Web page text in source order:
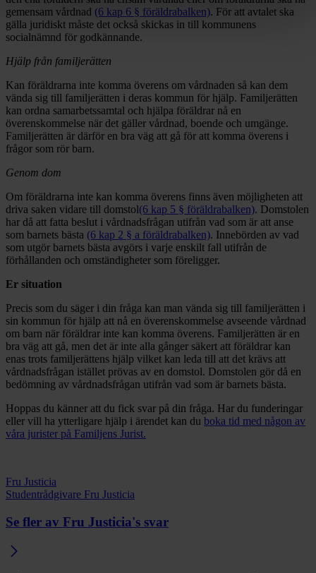
gemensam vårdnad (6 kap 6 § föräldrabalken). För att avtalet ska
gälla juridiskt måste det också skickas in till kommunens
socialnämnd för godkännande.
Hjälp från familjerätten
Kan föräldrarna inte komma överens om vårdnaden så kan dem
vända sig till familjerätten i deras kommun för hjälp. Familjerätten
kan ordna samarbetssamtal och hjälpa föräldrar nå en
överenskommelse när det gäller vårdnad, boende och umgänge.
Familjerätten är därför en bra väg att gå för att komma överens i
frågor som rör barn.
Genom dom
Om föräldrarna inte kan komma överens finns även möjligheten att
driva saken vidare till domstol(6 kap 5 § föräldrabalken). Domstolen
har då att fatta beslut i vårdnadsfrågan utifrån vad som är att anse
som barnets bästa (6 kap 2 § a föräldrabalken). Innebörden av vad
som utgör barnets bästa avgörs i varje enskilt fall utifrån de
förhållanden och omständigheter som föreligger.
Er situation
Precis som du säger i din fråga kan man vända sig till familjerätten i
sin kommun för hjälp att nå en överenskommelse avseende vårdnad
om barn när föräldrar inte kan komma överens. Familjerätten är en
bra väg att gå, men det är inte alla gånger säkert att föräldrar kan
enas trots familjerättens hjälp vilket kan leda till att det krävs att
vårdnadsfrågan istället prövas av en domstol. Domstolen gör då en
bedömning av vårdnadsfrågan utifrån vad som är barnets bästa.
Hoppas du känner att du fick svar på din fråga. Har du funderingar
eller vill ha ytterligare hjälp i ärendet kan du boka tid med någon av
våra jurister på Familjens Jurist.
Fru Justicia
Studentrådgivare Fru Justicia
Se fler av Fru Justicia's svar